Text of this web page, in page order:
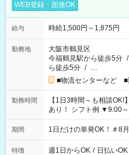
WEB登録・面接OK
給与 時給1,500円～1,875円
勤務地
大阪市鶴見区
今福鶴見駅から徒歩5分 /
ら徒歩5分 / …
■物流センターなど ■
勤務時間
【1日3時間～も相談
あり！ シフト例 ▼9:00
▼18:00～21:00
期間 1日だけの単発OK！＃8
特徴 週1日からOK / 日払いOK